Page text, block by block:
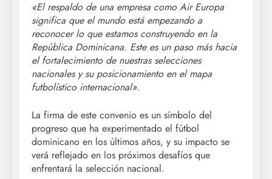
«El respaldo de una empresa como Air Europa
significa que el mundo está empezando a
reconocer lo que estamos construyendo en la
República Dominicana. Este es un paso más hacia
el fortalecimiento de nuestras selecciones
nacionales y su posicionamiento en el mapa
futbolístico internacional».
La firma de este convenio es un símbolo del
progreso que ha experimentado el fútbol
dominicano en los últimos años, y su impacto se
verá reflejado en los próximos desafíos que
enfrentará la selección nacional.